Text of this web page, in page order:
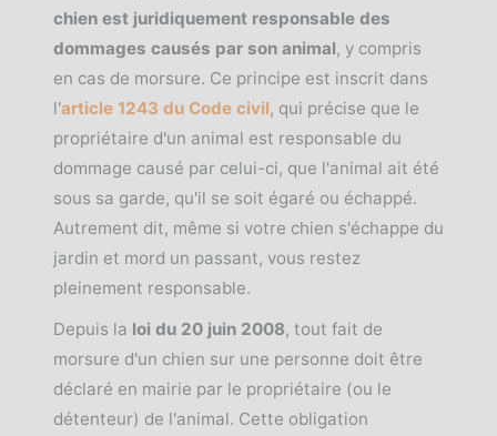
chien est juridiquement responsable des
dommages causés par son animal, y compris
en cas de morsure. Ce principe est inscrit dans
l'article 1243 du Code civil, qui précise que le
propriétaire d'un animal est responsable du
dommage causé par celui-ci, que l'animal ait été
sous sa garde, qu'il se soit égaré ou échappé.
Autrement dit, même si votre chien s'échappe du
jardin et mord un passant, vous restez
pleinement responsable.
Depuis la loi du 20 juin 2008, tout fait de
morsure d'un chien sur une personne doit être
déclaré en mairie par le propriétaire (ou le
détenteur) de l'animal. Cette obligation